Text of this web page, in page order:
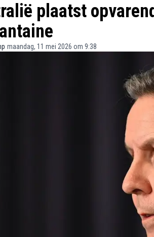
plaatst
maandag, 11 mei 2026 om 9:38